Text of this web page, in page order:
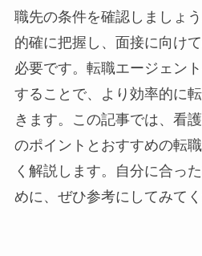
職先の条件を確認しましょ
的確に把握し、面接に向け
必要です。転職エージェン
することで、より効率的に
きます。この記事では、看
のポイントとおすすめの転
く解説します。自分に合っ
めに、ぜひ参考にしてみてく